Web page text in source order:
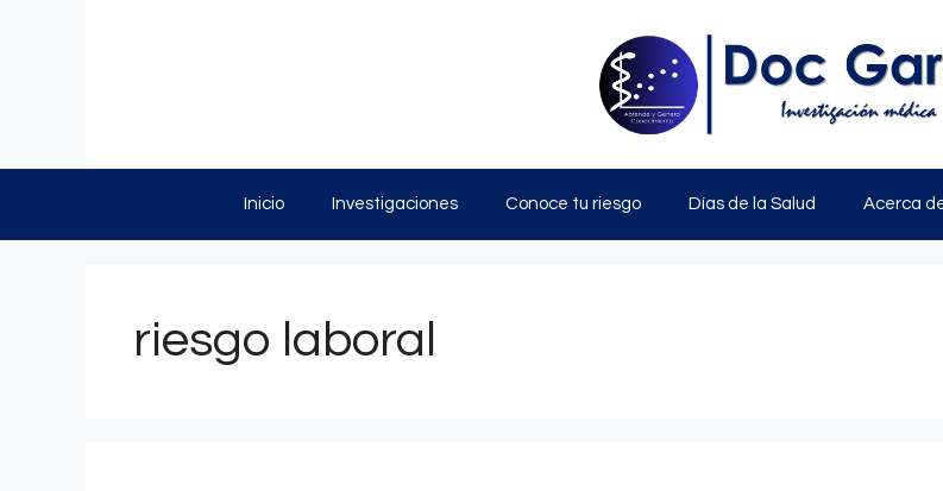
Inicio Investigaciones Conoce tu riesgo Días de la Salud Acerca
riesgo laboral